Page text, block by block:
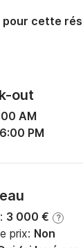
out
AM
6:00 PM
3 000 € ?
prix: Non
cette